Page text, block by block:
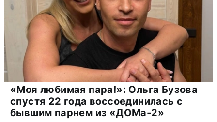
«Моя любимая пара!»: Ольга Бузова
спустя 22 года воссоединилась с
бывшим парнем из «ДОМа-2»